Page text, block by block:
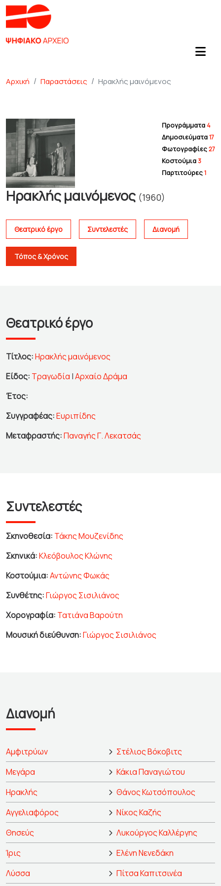
Αρχική Παραστάσεις Ηρακλής μαινόμενος
Προγράμματα 4
Δημοσιεύματα 17
Φωτογραφίες 27
Κοστούμια 3
Παρτιτούρες 1
Ηρακλής μαινόμενος (1960)
Θεατρικό έργο Συντελεστές Διανομή
Τόπος & Χρόνος
Θεατρικό έργο
Τίτλος:Ηρακλής μαινόμενος
Είδος: Τραγωδία |Αρχαίο Δράμα
Έτος:
Συγγραφέας:Ευριπίδης
Μεταφραστής:Παναγής Γ. Λεκατσάς
Συντελεστές
Σκηνοθεσία: Τάκης Μουζενίδης
Σκηνικά:Κλεόβουλος Κλώνης
Κοστούμια:Αντώνης Φωκάς
Συνθέτης:Γιώργος Σισιλιάνος
Χορογραφία: Τατιάνα Βαρούτη
Μουσική διεύθυνση:Γιώργος Σισιλιάνος
Διανομή
Αμφιτρύων
Στέλιος Βόκοβιτς
Μεγάρα
Κάκια Παναγιώτου
Ηρακλής
Θάνος Κωτσόπουλος
Αγγελιαφόρος
Νίκος Καζής
Θησεύς
Λυκούργος Καλλέργης
Ίρις
Ελένη Νενεδάκη
Λύσσα
Πίτσα Καπιτσινέα